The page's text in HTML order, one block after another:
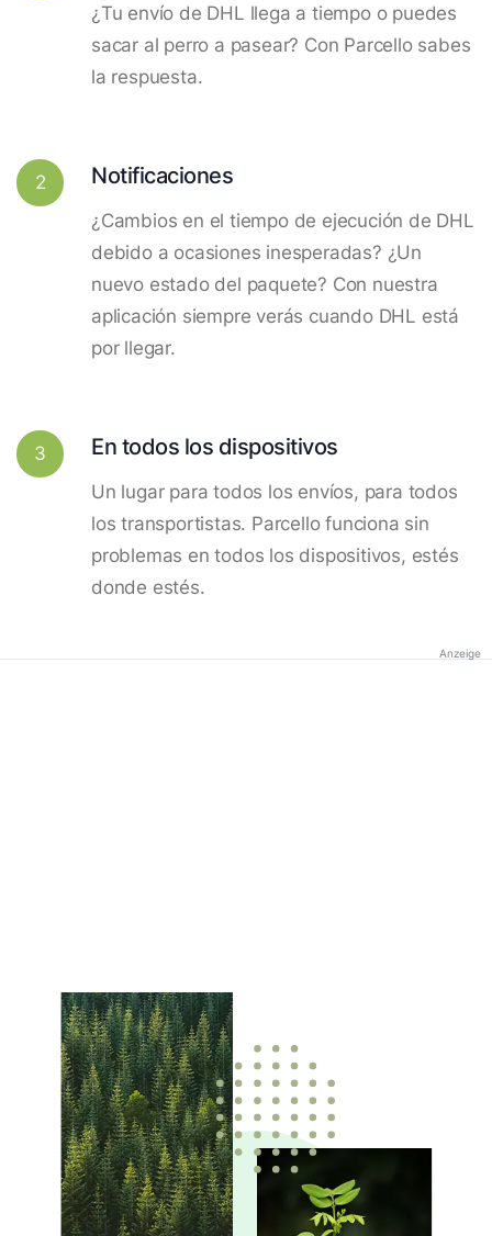
¿Tu envío de DHL llega a tiempo o puedes
sacar al perro a pasear? Con Parcello sabes
la respuesta.
2 Notificaciones
¿Cambios en el tiempo de ejecución de DHL
debido a ocasiones inesperadas? ¿Un
nuevo estado del paquete? Con nuestra
aplicación siempre verás cuando DHL está
por llegar.
3 En todos los dispositivos
Un lugar para todos los envíos, para todos
los transportistas. Parcello funciona sin
problemas en todos los dispositivos, estés
donde estés.
Anzeige